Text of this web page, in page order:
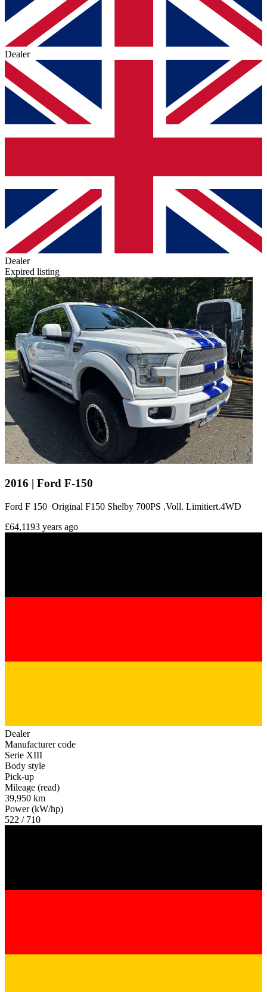
Dealer
Dealer
Expired listing
2016 | Ford F-150
Ford F 150 Original F150 Shelby 700PS .Voll. Limitiert.4WD
£64,1193 years ago
Dealer
Manufacturer code
Serie XIII
Body style
Pick-up
Mileage (read)
39,950 km
Power (kW/hp)
522 / 710